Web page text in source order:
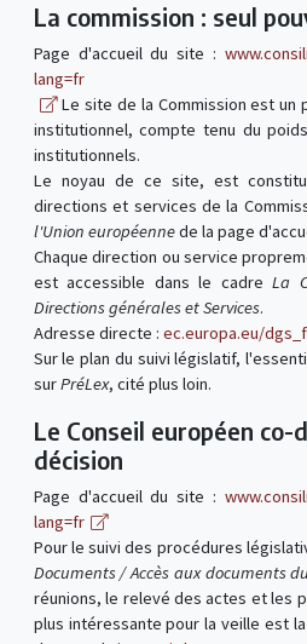
La commission : seul
Page d'accueil du site :
lang=fr
Le site de la Commission est
institutionnel, compte tenu du
institutionnels.
Le noyau de ce site, est
directions et services de la
l'Union européennede la page
Chaque direction ou service
est accessible dans le cadreLa
Directions générales et Services.
Adresse directe : ec.europa.eu/
Sur le plan du suivi législatif,
surPréLex, cité plus loin.
Le Conseil européen
décision
Page d'accueil du site :
lang=fr
Pour le suivi des procédures
Documents / Accès aux documents
réunions, le relevé des actes et les
plus intéressante pour la veille est